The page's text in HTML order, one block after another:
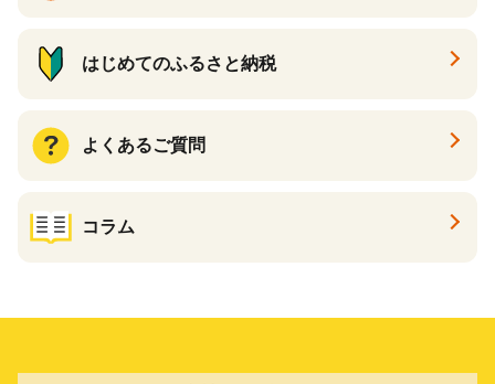
はじめてのふるさと納税
よくあるご質問
コラム